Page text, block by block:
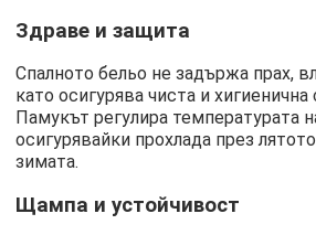
Здраве и защита
Спалното бельо не задържа прах,
като осигурява чиста и хигиенична
Памукът регулира температурата
осигурявайки прохлада през
зимата.
Щампа и устойчивост